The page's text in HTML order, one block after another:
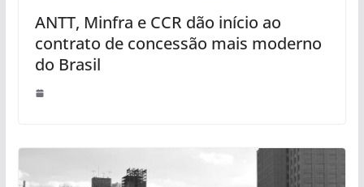
ANTT, Minfra e CCR dão início ao
contrato de concessão mais moderno
do Brasil